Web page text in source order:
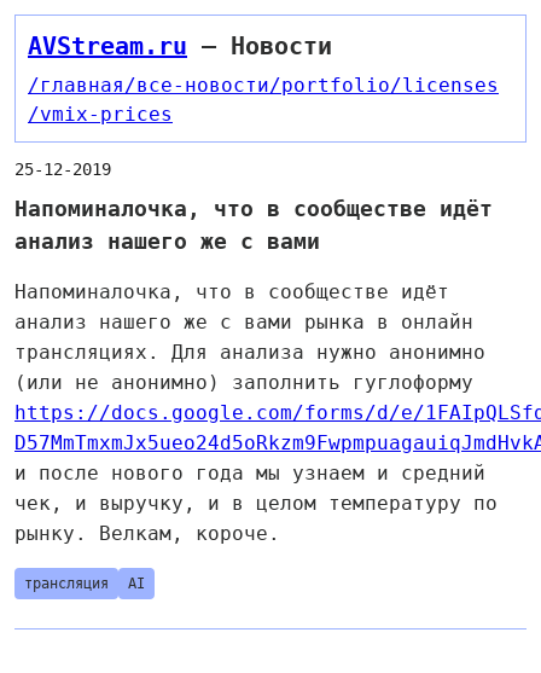
AVStream.ru — Новости
/главная/все-новости/portfolio/licenses
/vmix-prices
25-12-2019
Напоминалочка, что в сообществе идёт
анализ нашего же с вами
Напоминалочка, что в сообществе идёт
анализ нашего же с вами рынка в онлайн
трансляциях. Для анализа нужно анонимно
(или не анонимно) заполнить гуглоформу
https://docs.google.com/forms/d/e/
и после нового года мы узнаем и средний
чек, и выручку, и в целом температуру по
рынку. Велкам, короче.
трансляция AI